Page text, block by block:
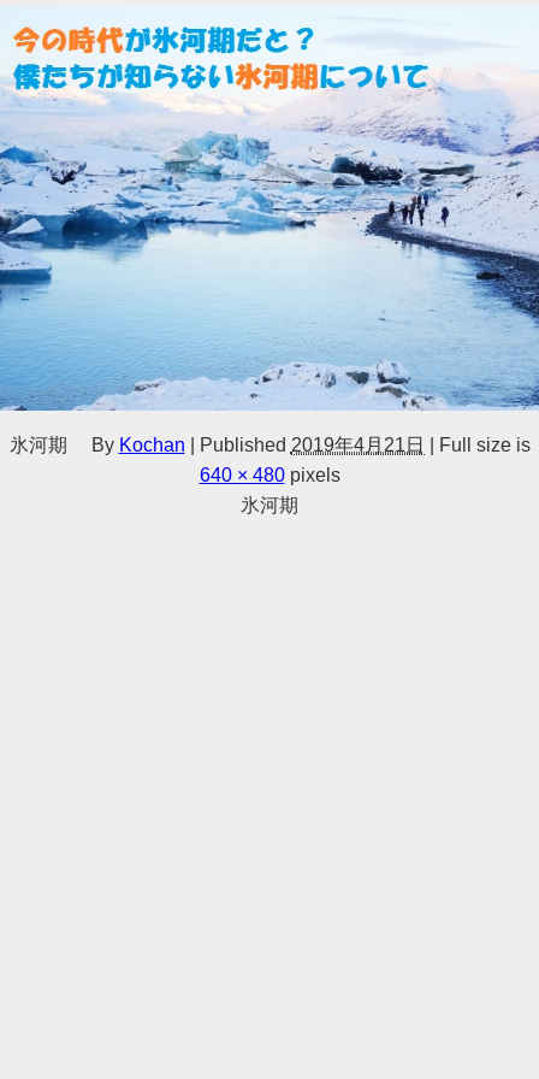
氷河期 By Kochan Published 2019年4月21日
Full size is
640 × 480pixels
氷河期